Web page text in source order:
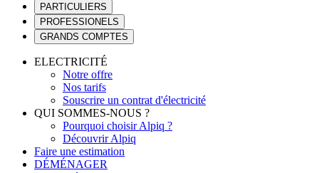
PARTICULIERS
PROFESSIONELS
GRANDS COMPTES
ELECTRICITÉ
Notre offre
Nos tarifs
Souscrire un contrat d'électricité
QUI SOMMES-NOUS ?
Pourquoi choisir Alpiq ?
Découvrir Alpiq
Faire une estimation
DÉMÉNAGER